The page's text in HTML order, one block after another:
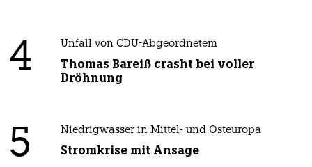
4 Unfall von CDU-Abgeordnetem
Thomas Bareiß crasht bei voller
Dröhnung
5 Niedrigwasser in Mittel- und Osteuropa
Stromkrise mit Ansage